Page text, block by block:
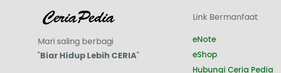
Mari saling berbagi
"Biar Hidup Lebih CERIA"
Link Bermanfaat
eNote
eShop
Hubungi Ceria Pedia